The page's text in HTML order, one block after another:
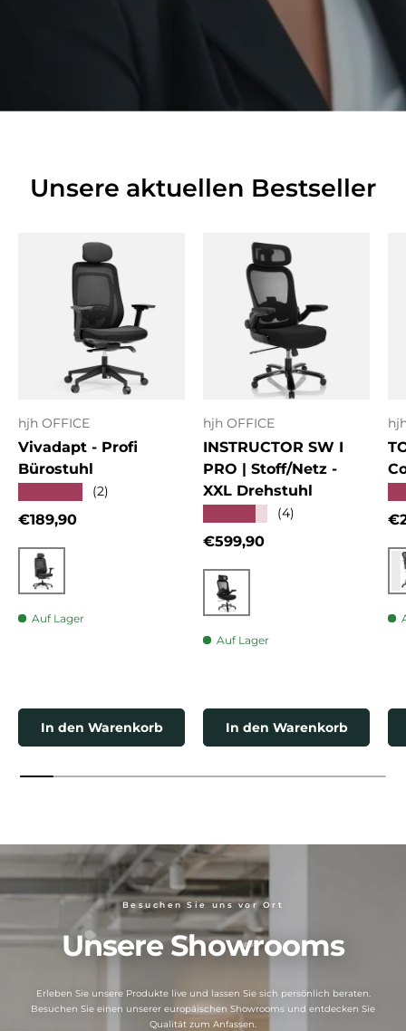
Unsere aktuellen Bestseller
hjh OFFICE
Vivadapt - Profi
Bürostuhl
(2)
Normaler Preis
€189,90
Schwarz
Auf Lager
In den Warenkorb
hjh OFFICE
INSTRUCTOR SW I
PRO | Stoff/Netz -
XXL Drehstuhl
(4)
Normaler Preis
€599,90
Schwarz
Auf Lager
In den Warenkorb
Besuchen Sie uns vor Ort
Unsere Showrooms
Erleben Sie unsere Produkte live und lassen Sie sich persönlich beraten.
Besuchen Sie einen unserer europäischen Showrooms und entdecken Sie
Qualität zum Anfassen.